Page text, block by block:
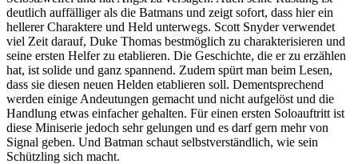
deutlich auffälliger als die Batmans und zeigt sofort, dass hier ein
hellerer Charaktere und Held unterwegs. Scott Snyder verwendet
viel Zeit darauf, Duke Thomas bestmöglich zu charakterisieren und
seine ersten Helfer zu etablieren. Die Geschichte, die er zu erzählen
hat, ist solide und ganz spannend. Zudem spürt man beim Lesen,
dass sie diesen neuen Helden etablieren soll. Dementsprechend
werden einige Andeutungen gemacht und nicht aufgelöst und die
Handlung etwas einfacher gehalten. Für einen ersten Soloauftritt ist
diese Miniserie jedoch sehr gelungen und es darf gern mehr von
Signal geben. Und Batman schaut selbstverständlich, wie sein
Schützling sich macht.